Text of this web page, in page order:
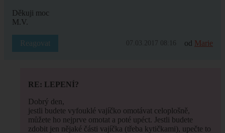
Děkuji moc
M.V.
Reagovat 07.03.2017 08:16 od Marie
RE: LEPENÍ?
Dobrý den,
jestli budete vyfouklé vajíčko omotávat celoplošně,
můžete ho nejprve omotat a poté upéct. Jestli budete
zdobit jen nějaké části vajíčka (třeba kytičkami), upečte to